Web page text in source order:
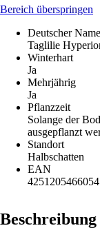
Bereich überspringen
Deutscher Name
Taglilie
Winterhart
Ja
Mehrjährig
Ja
Pflanzzeit
Solange der
ausgepflanzt
Standort
Halbschatten
EAN
4251205466054
Beschreibung